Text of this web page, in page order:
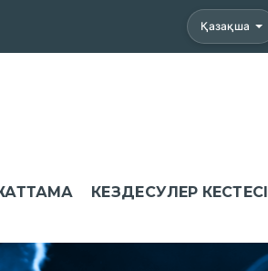
Қазақша
КЕЗДЕСУЛЕР КЕСТЕСІ